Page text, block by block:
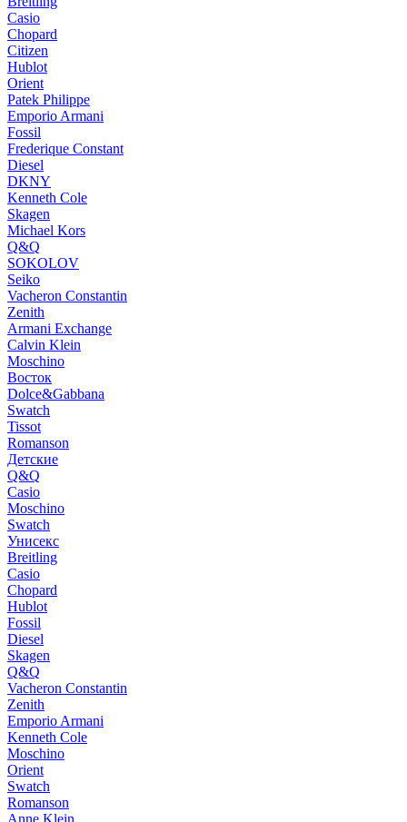
Casio
Chopard
Citizen
Hublot
Orient
Patek Philippe
Emporio Armani
Fossil
Frederique Constant
Diesel
DKNY
Kenneth Cole
Skagen
Michael Kors
Q&Q
SOKOLOV
Seiko
Vacheron Constantin
Zenith
Armani Exchange
Calvin Klein
Moschino
Восток
Dolce&Gabbana
Swatch
Tissot
Romanson
Детские
Q&Q
Casio
Moschino
Swatch
Унисекс
Breitling
Casio
Chopard
Hublot
Fossil
Diesel
Skagen
Q&Q
Vacheron Constantin
Zenith
Emporio Armani
Kenneth Cole
Moschino
Orient
Swatch
Romanson
Anne Klein